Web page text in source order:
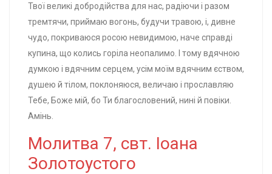
Твої великі добродійства для нас, радіючи і разом
тремтячи, приймаю вогонь, будучи травою, і, дивне
чудо, покриваюся росою невидимою, наче справді
купина, що колись горіла неопалимо. І тому вдячною
думкою і вдячним серцем, усім моїм вдячним єством,
душею й тілом, поклоняюся, величаю і прославляю
Тебе, Боже мій, бо Ти благословений, нині й повіки.
Амінь.
Молитва 7, свт. Іоана
Золотоустого